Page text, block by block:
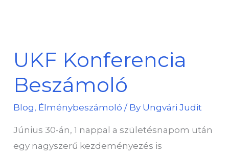
UKF Konferencia
Beszámoló
Blog, Élménybeszámoló / By Ungvári Judit
Június 30-án, 1 nappal a születésnapom után
egy nagyszerű kezdeményezés is
UKF
Konferencia
Beszámoló